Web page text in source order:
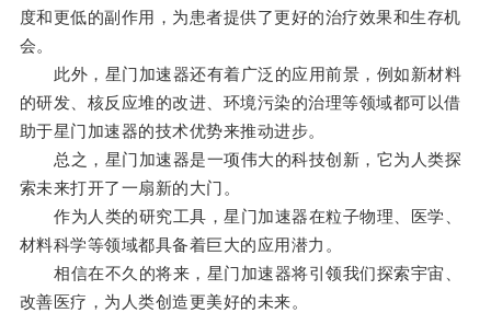
度和更低的副作用，为患者提供了更好的治疗效果和生存机
会。
此外，星门加速器还有着广泛的应用前景，例如新材料
的研发、核反应堆的改进、环境污染的治理等领域都可以借
助于星门加速器的技术优势来推动进步。
总之，星门加速器是一项伟大的科技创新，它为人类探
索未来打开了一扇新的大门。
作为人类的研究工具，星门加速器在粒子物理、医学、
材料科学等领域都具备着巨大的应用潜力。
相信在不久的将来，星门加速器将引领我们探索宇宙、
改善医疗，为人类创造更美好的未来。